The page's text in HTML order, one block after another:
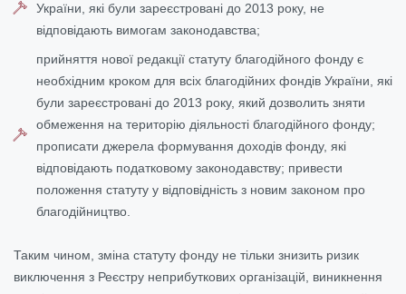
України, які були зареєстровані до 2013 року, не
відповідають вимогам законодавства;
прийняття нової редакції статуту благодійного фонду є
необхідним кроком для всіх благодійних фондів України, які
були зареєстровані до 2013 року, який дозволить зняти
обмеження на територію діяльності благодійного фонду;
прописати джерела формування доходів фонду, які
відповідають податковому законодавству; привести
положення статуту у відповідність з новим законом про
благодійництво.
Таким чином, зміна статуту фонду не тільки знизить ризик
виключення з Реєстру неприбуткових організацій, виникнення